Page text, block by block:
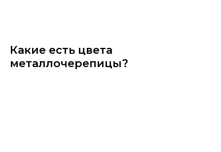
Какие есть цвета
металлочерепицы?